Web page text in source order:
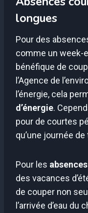
longues
Pour des
comme un week-
bénéfique de
l’Agence de
l’énergie, cela
d’énergie.
pour de courtes
qu’une journée
Pour les
des vacances
de couper non
l’arrivée d’eau du